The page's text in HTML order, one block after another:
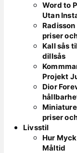
Word to
Utan
priser
Kall sås
dillsås
Projekt
Dior
priser
Livsstil
Hur
Måltid